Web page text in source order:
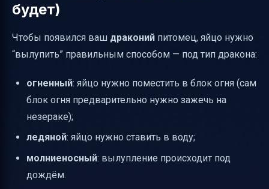
будет)
Чтобы появился ваш драконий питомец, яйцо нужно
“вылупить” правильным способом — под тип дракона:
огненный: яйцо нужно поместить в блок огня (сам
блок огня предварительно нужно зажечь на
незераке);
ледяной: яйцо нужно ставить в воду;
молниеносный: вылупление происходит под
дождём.